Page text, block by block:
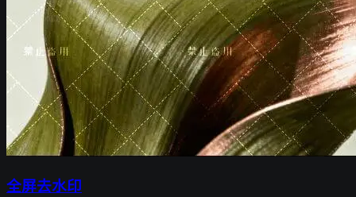
全屏去水印